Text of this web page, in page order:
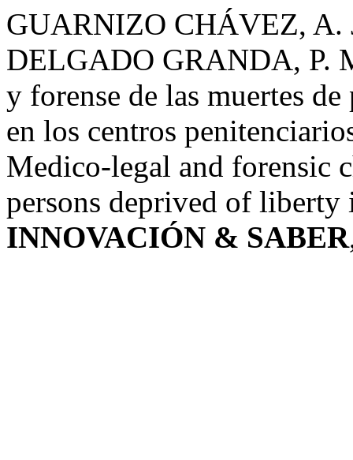
GUARNIZO CHÁVEZ, A.
DELGADO GRANDA, P.
y forense de las muertes
en los centros
Medico-legal and forensic
persons deprived of liberty
INNOVACIÓN & SABER